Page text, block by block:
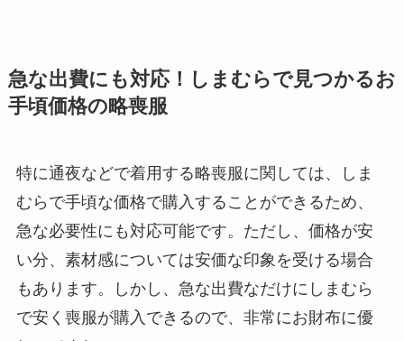
急な出費にも対応！しまむらで見つかるお
手頃価格の略喪服
特に通夜などで着用する略喪服に関しては、しま
むらで手頃な価格で購入することができるため、
急な必要性にも対応可能です。ただし、価格が安
い分、素材感については安価な印象を受ける場合
もあります。しかし、急な出費なだけにしまむら
で安く喪服が購入できるので、非常にお財布に優